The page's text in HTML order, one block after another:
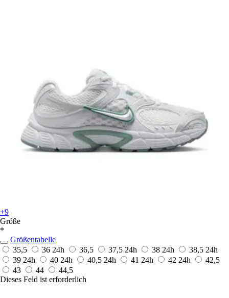
+9
Größe
*
Größentabelle
35,5
36 24h 36,5 37,5 24h 38 24h 38,5 24h
39 24h 40 24h 40,5 24h 41 24h 42 24h
42,5
43
44
44,5
Dieses Feld ist erforderlich